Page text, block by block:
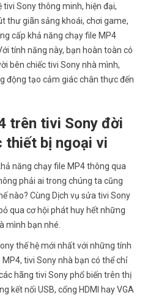
Sony thông minh, hiện đại,
thư giãn sảng khoái, chơi game,
cấp khả năng chạy file MP4
tính năng này, bạn hoàn toàn có
bên chiếc tivi Sony nhà mình,
động tạo cảm giác chân thực đến
trên tivi Sony đời
thiết bị ngoại vi
năng chạy file MP4 thông qua
phải ai trong chúng ta cũng
nào? Cùng Dịch vụ sửa tivi Sony
qua cơ hội phát huy hết những
mình bạn nhé.
thế hệ mới nhất với những tính
tivi Sony nhà bạn có thể chỉ
hãng tivi Sony phổ biến trên thị
kết nối USB, cổng HDMI hay VGA